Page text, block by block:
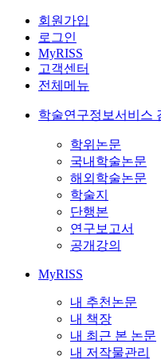
회원가입
로그인
MyRISS
고객센터
전체메뉴
학술연구정보서비스
학위논문
국내학술논문
해외학술논문
학술지
단행본
연구보고서
공개강의
MyRISS
내 추천논문
내 책장
내 최근 본 논문
내 저작물관리